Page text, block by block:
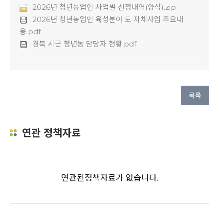
2026년 청년농업인 사업별 신청내역(양식).zip
2026년 청년농업인 육성분야 도 자체사업 주요내
용.pdf
경북 시군 청년농 담당자 현황.pdf
목록
연관 정책자료
연관된정책자료가 없습니다.